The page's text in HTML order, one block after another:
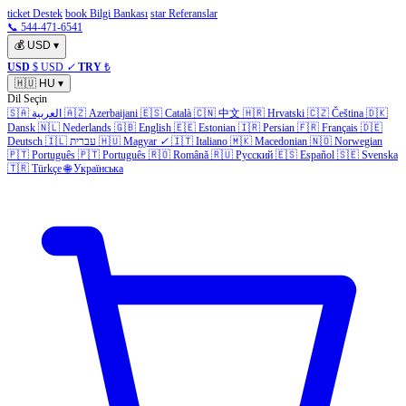
ticket Destek book Bilgi Bankası star Referanslar
📞 544-471-6541
💰 USD ▾
USD $ USD ✓ TRY ₺
🇭🇺 HU ▾
Dil Seçin
🇸🇦 العربية 🇦🇿 Azerbaijani 🇪🇸 Català 🇨🇳 中文 🇭🇷 Hrvatski 🇨🇿 Čeština 🇩🇰
Dansk 🇳🇱 Nederlands 🇬🇧 English 🇪🇪 Estonian 🇮🇷 Persian 🇫🇷 Français 🇩🇪
Deutsch 🇮🇱 עברית 🇭🇺 Magyar ✓ 🇮🇹 Italiano 🇲🇰 Macedonian 🇳🇴 Norwegian
🇵🇹 Português 🇵🇹 Português 🇷🇴 Română 🇷🇺 Русский 🇪🇸 Español 🇸🇪 Svenska
🇹🇷 Türkçe 🌐 Українська